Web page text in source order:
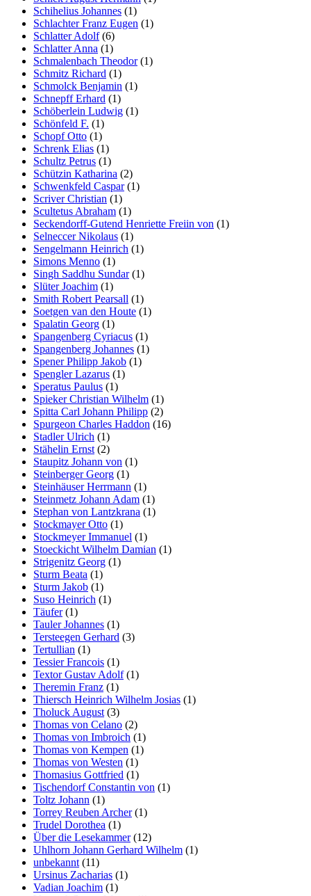
Schihelius Johannes (1)
Schlachter Franz Eugen (1)
Schlatter Adolf(6)
Schlatter Anna (1)
Schmalenbach Theodor(1)
Schmitz Richard (1)
Schmolck Benjamin (1)
Schnepff Erhard (1)
Schöberlein Ludwig (1)
Schönfeld F. (1)
Schopf Otto (1)
Schrenk Elias (1)
Schultz Petrus (1)
Schützin Katharina (2)
Schwenkfeld Caspar(1)
Scriver Christian (1)
Scultetus Abraham (1)
Seckendorff-Gutend Henriette Freiin von (1)
Selneccer Nikolaus (1)
Sengelmann Heinrich (1)
Simons Menno (1)
Singh Saddhu Sundar(1)
Slüter Joachim (1)
Smith Robert Pearsall (1)
Soetgen van den Houte (1)
Spalatin Georg (1)
Spangenberg Cyriacus (1)
Spangenberg Johannes (1)
Spener Philipp Jakob (1)
Spengler Lazarus (1)
Speratus Paulus (1)
Spieker Christian Wilhelm (1)
Spitta Carl Johann Philipp (2)
Spurgeon Charles Haddon (16)
Stadler Ulrich (1)
Stähelin Ernst (2)
Staupitz Johann von (1)
Steinberger Georg (1)
Steinhäuser Herrmann (1)
Steinmetz Johann Adam (1)
Stephan von Lantzkrana (1)
Stockmayer Otto (1)
Stockmeyer Immanuel (1)
Stoeckicht Wilhelm Damian (1)
Strigenitz Georg (1)
Sturm Beata (1)
Sturm Jakob (1)
Suso Heinrich (1)
Täufer(1)
Tauler Johannes (1)
Tersteegen Gerhard (3)
Tertullian (1)
Tessier Francois (1)
Textor Gustav Adolf(1)
Theremin Franz (1)
Thiersch Heinrich Wilhelm Josias (1)
Tholuck August (3)
Thomas von Celano (2)
Thomas von Imbroich (1)
Thomas von Kempen (1)
Thomas von Westen (1)
Thomasius Gottfried (1)
Tischendorf Constantin von (1)
Toltz Johann (1)
Torrey Reuben Archer(1)
Trudel Dorothea (1)
Über die Lesekammer(12)
Uhlhorn Johann Gerhard Wilhelm (1)
unbekannt (11)
Ursinus Zacharias (1)
Vadian Joachim (1)